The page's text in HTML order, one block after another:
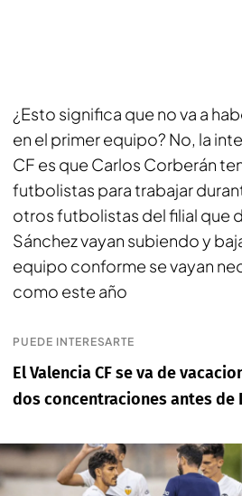
¿Esto significa que no va a
en el primer equipo? No, la
CF es que Carlos Corberán
futbolistas para trabajar
otros futbolistas del filial que
Sánchez vayan subiendo y
equipo conforme se vayan
como este año
PUEDE INTERESARTE
El Valencia CF se va de
dos concentraciones antes de